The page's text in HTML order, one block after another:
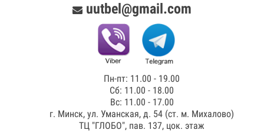
uutbel@gmail.com
Пн-пт: 11.00 - 19.00
Сб: 11.00 - 18.00
Вс: 11.00 - 17.00
г. Минск, ул. Уманская, д. 54 (ст. м. Михалово)
ТЦ "ГЛОБО", пав. 137, цок. этаж